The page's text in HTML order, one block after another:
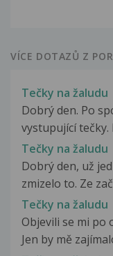
VÍCE DOTAZŮ Z
Tečky na žaludu
Dobrý den. Po
vystupující tečky.
Tečky na žaludu
Dobrý den, už
zmizelo to. Ze
Tečky na žaludu
Objevili se mi po
Jen by mě